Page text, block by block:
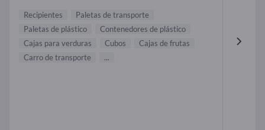
Recipientes
Paletas de transporte
Paletas de plástico
Contenedores de plástico
Cajas para verduras
Cubos
Cajas de frutas
Carro de transporte
...